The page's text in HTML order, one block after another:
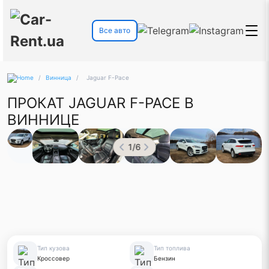
Все авто
/ Винница / Jaguar F-Pace
ПРОКАТ JAGUAR F-PACE В
ВИННИЦЕ
1/6
Тип кузова
Кроссовер
Тип топлива
Бензин